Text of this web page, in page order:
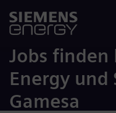
Jobs finden
Energy und
Gamesa